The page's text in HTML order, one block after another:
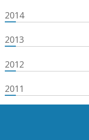
2014
2013
2012
2011